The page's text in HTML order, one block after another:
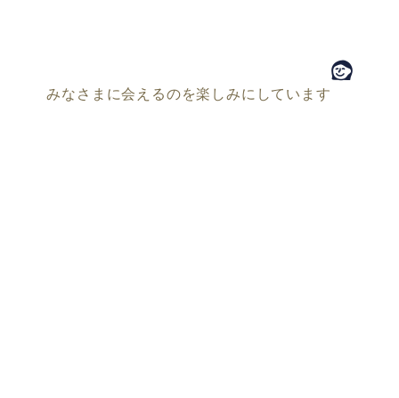
みなさまに会えるのを楽しみにしています